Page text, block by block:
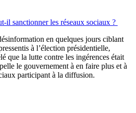
il sanctionner les réseaux sociaux ?
en quelques jours ciblant
à l’élection présidentielle,
que la lutte contre les ingérences était
le gouvernement à en faire plus et à
participant à la diffusion.